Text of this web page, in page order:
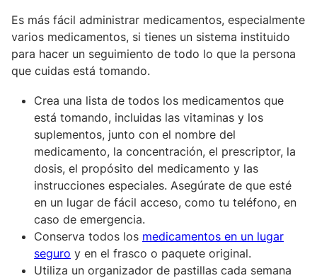
Es más fácil administrar medicamentos, especialmente
varios medicamentos, si tienes un sistema instituido
para hacer un seguimiento de todo lo que la persona
que cuidas está tomando.
Crea una lista de todos los medicamentos que
está tomando, incluidas las vitaminas y los
suplementos, junto con el nombre del
medicamento, la concentración, el prescriptor, la
dosis, el propósito del medicamento y las
instrucciones especiales. Asegúrate de que esté
en un lugar de fácil acceso, como tu teléfono, en
caso de emergencia.
Conserva todos los medicamentos en un lugar
seguro y en el frasco o paquete original.
Utiliza un organizador de pastillas cada semana